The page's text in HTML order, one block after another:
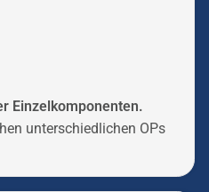
Einzelkomponenten.
unterschiedlichen OPs